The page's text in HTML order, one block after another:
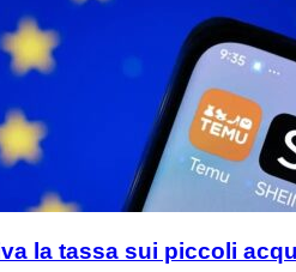
la tassa sui piccoli